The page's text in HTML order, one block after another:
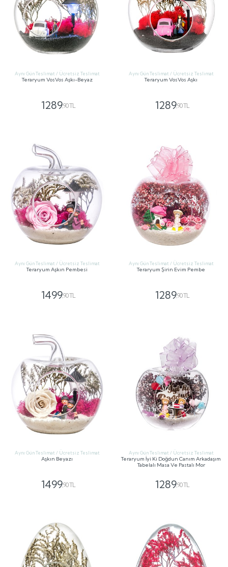
Aynı Gün Teslimat / Ücretsiz Teslimat
Teraryum VosVos Aşkı-Beyaz
1289,90 TL
Aynı Gün Teslimat / Ücretsiz Teslimat
Teraryum VosVos Aşkı
1289,90 TL
Aynı Gün Teslimat / Ücretsiz Teslimat
Teraryum Aşkın Pembesi
1499,90 TL
Aynı Gün Teslimat / Ücretsiz Teslimat
Teraryum Şirin Evim Pembe
1289,90 TL
Aynı Gün Teslimat / Ücretsiz Teslimat
Aşkın Beyazı
1499,90 TL
Aynı Gün Teslimat / Ücretsiz Teslimat
Teraryum İyi Ki Doğdun Canım Arkadaşım
Tabelalı Masa Ve Pastalı Mor
1289,90 TL